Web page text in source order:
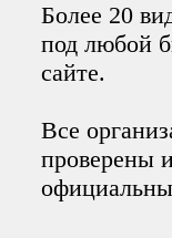
Более 20
под любой
сайте.
Все
проверены